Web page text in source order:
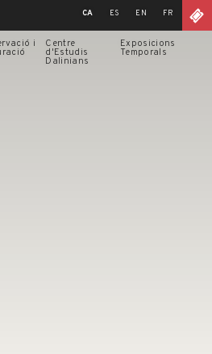
CA ES EN FR
i Centre
d'Estudis
Dalinians
Exposicions
Temporals